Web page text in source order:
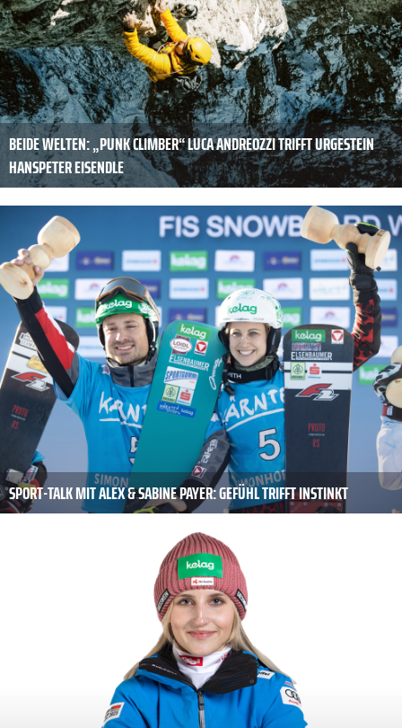
BEIDE WELTEN: „PUNK CLIMBER“ LUCA ANDREOZZI TRIFFT URGESTEIN
HANSPETER EISENDLE
SPORT-TALK MIT ALEX & SABINE PAYER: GEFÜHL TRIFFT INSTINKT